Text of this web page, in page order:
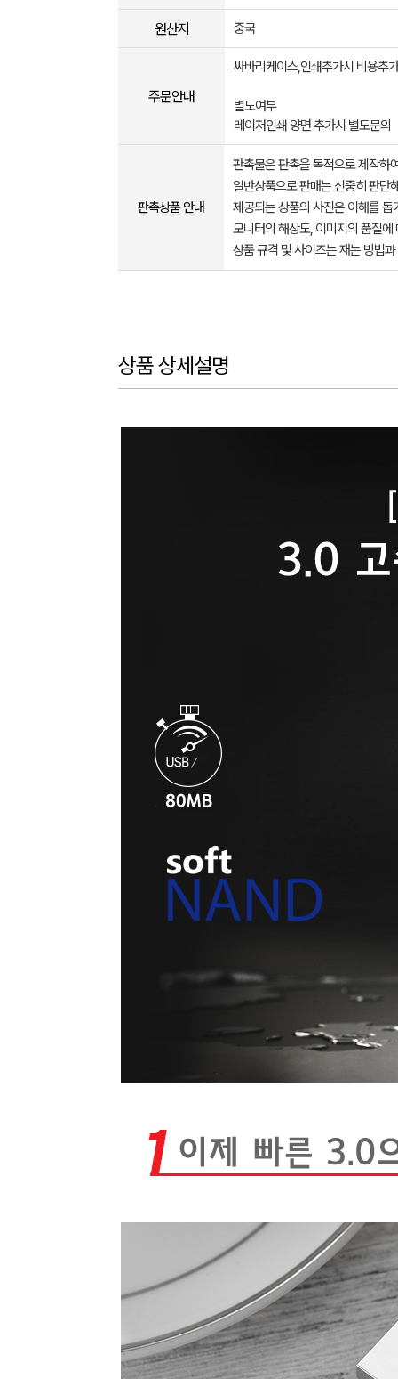
원산지 중국
주문안내
싸바리케이스,인쇄추가시 비용추가
별도여부
레이저인쇄 양면 추가시 별도문의
판촉상품 안내
판촉물은 판촉을 목적으로 제작하
일반상품으로 판매는 신중히 판단
제공되는 상품의 사진은 이해를
모니터의 해상도, 이미지의 품질
상품 규격 및 사이즈는 재는 방법
상품 상세설명